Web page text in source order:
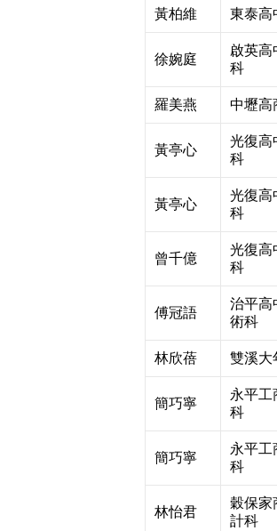
黃柏維 東泰高
徐婉庭
啟英高
科
羅美燕 中壢高
黃亭心
光復高
科
黃亭心
光復高
科
曾千億
光復高
科
傅冠語
治平高
術科
林欣蓓 雙溪大
簡巧寧
永平工
科
簡巧寧
永平工
科
林怡君
穀保家
計科